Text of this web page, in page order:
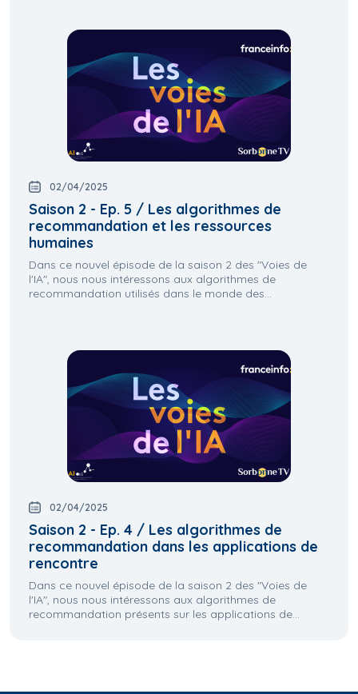
02/04/2025
Saison 2 - Ep. 5 / Les algorithmes de
recommandation et les ressources
humaines
Dans ce nouvel épisode de la saison 2 des "Voies de
l'IA", nous nous intéressons aux algorithmes de
recommandation utilisés dans le monde des...
02/04/2025
Saison 2 - Ep. 4 / Les algorithmes de
recommandation dans les applications de
rencontre
Dans ce nouvel épisode de la saison 2 des "Voies de
l'IA", nous nous intéressons aux algorithmes de
recommandation présents sur les applications de...